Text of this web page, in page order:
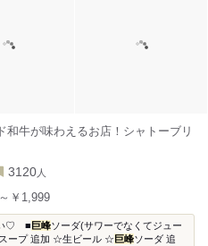
牛が味わえるお店！シャトーブリ
3120 人
￥1,999
い♡ ■ 巨峰ソーダ(サワーでなくてジュー
ープ 追加 ☆生ビール ☆ 巨峰ソーダ 追